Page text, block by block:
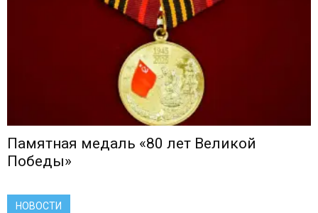
собор
Памятная медаль «80 лет Великой
Победы»
НОВОСТИ